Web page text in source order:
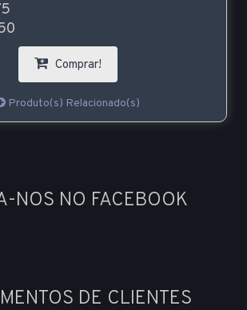
Comprar!
Produto(s) Relacionado(s)
NOS NO FACEBOOK
DE CLIENTES